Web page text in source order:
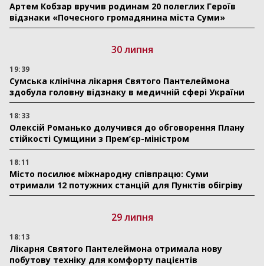
Артем Кобзар вручив родинам 20 полеглих Героїв
відзнаки «Почесного громадянина міста Суми»
30 липня
19:39
Сумська клінічна лікарня Святого Пантелеймона
здобула головну відзнаку в медичній сфері України
18:33
Олексій Романько долучився до обговорення Плану
стійкості Сумщини з Прем’єр-міністром
18:11
Місто посилює міжнародну співпрацю: Суми
отримали 12 потужних станцій для Пунктів обігріву
29 липня
18:13
Лікарня Святого Пантелеймона отримала нову
побутову техніку для комфорту пацієнтів